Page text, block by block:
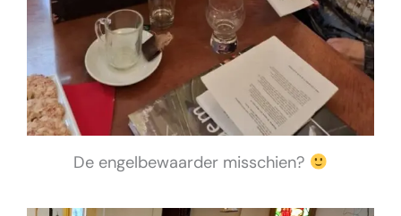
De engelbewaarder misschien?